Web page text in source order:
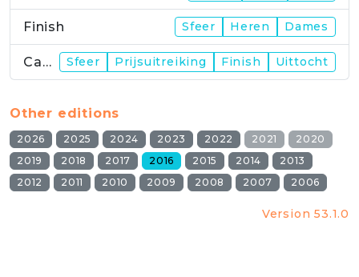
Finish Sfeer Heren Dames
Campus Sfeer Prijsuitreiking Finish Uittocht
Other editions
2026 2025 2024 2023 2022 2021
2020
2019
2018 2017 2016 2015 2014
2013
2012
2011 2010 2009 2008 2007 2006
Version 53.1.0